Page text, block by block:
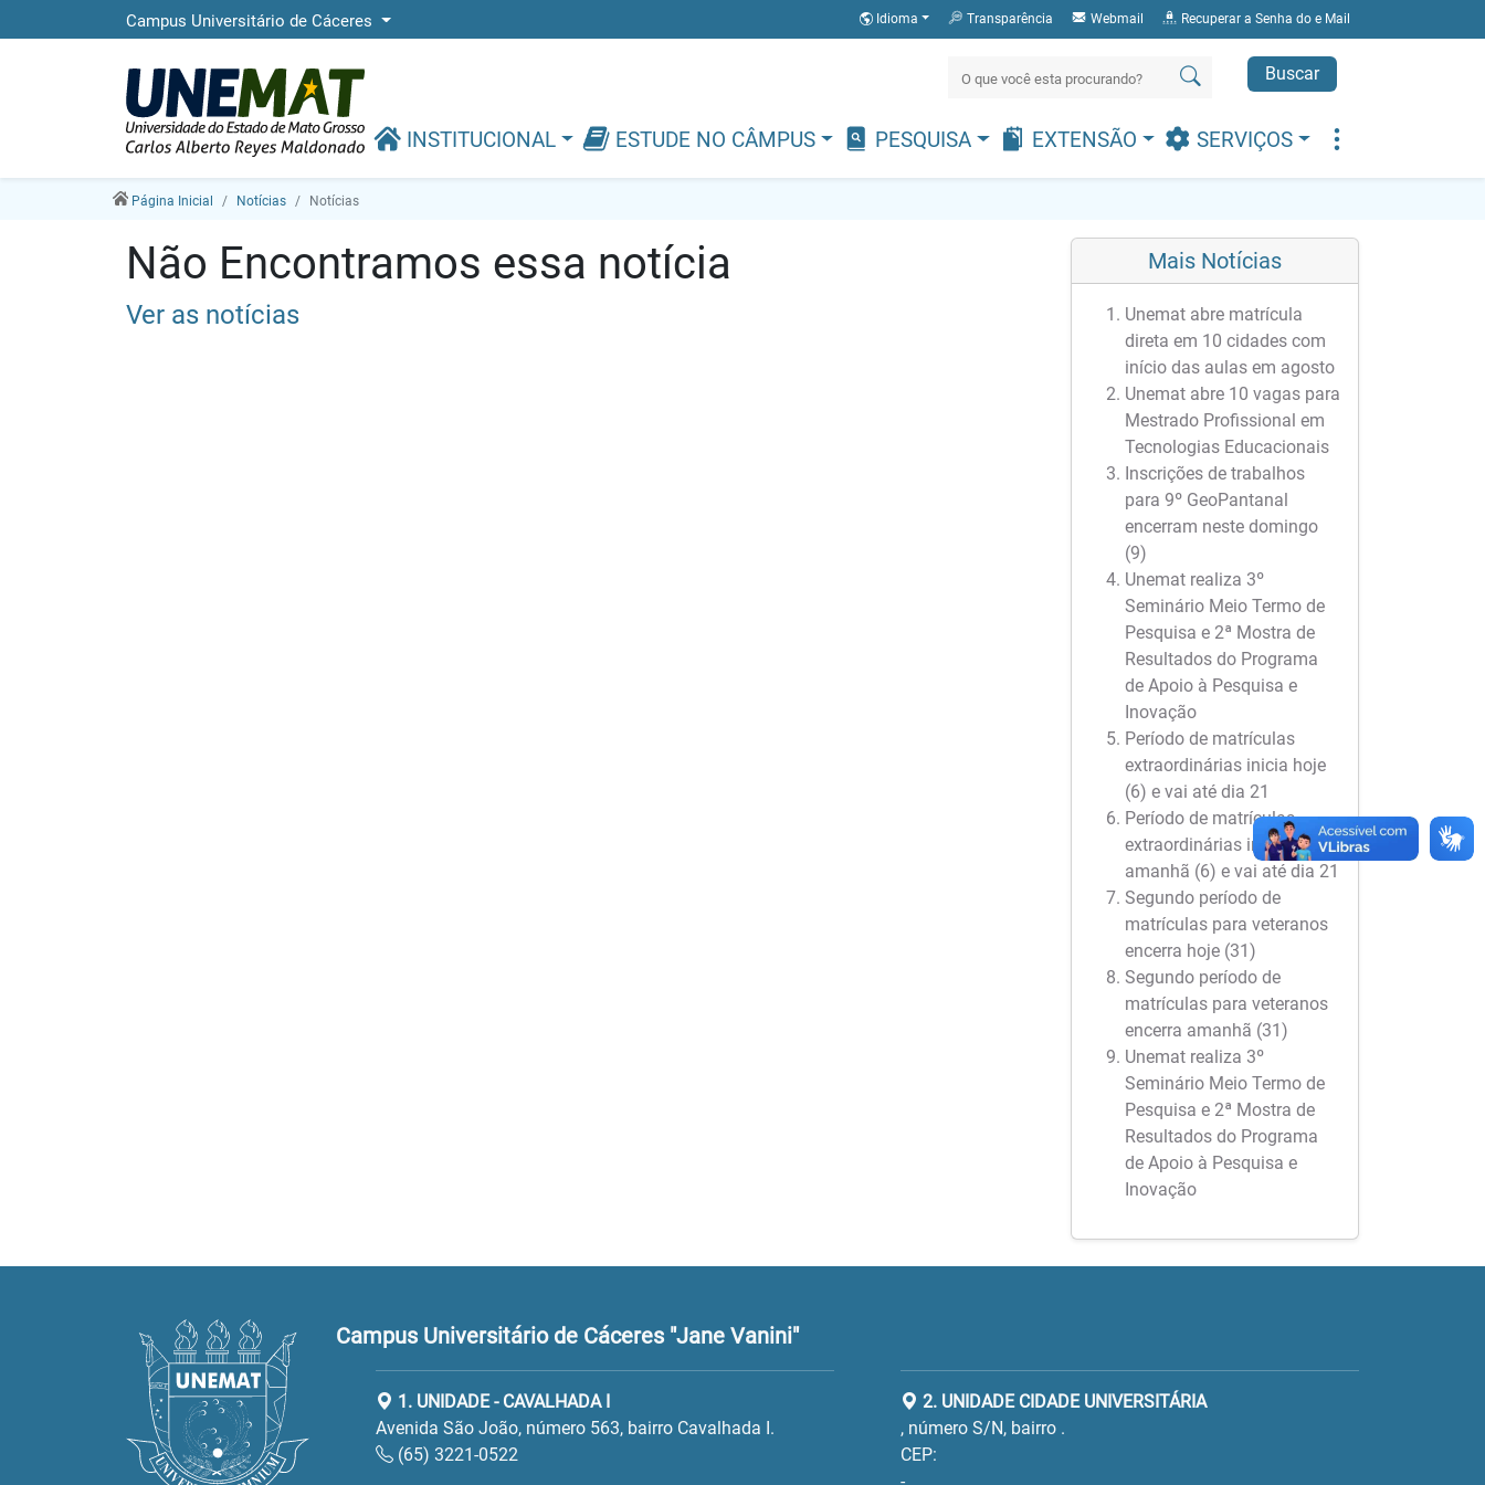
Campus Universitário de Cáceres Idioma Transparência Webmail Recuperar a Senha do e Mail
Buscar
INSTITUCIONAL ESTUDE NO CÂMPUS PESQUISA EXTENSÃO SERVIÇOS
Página Inicial Notícias Notícias
Não Encontramos essa notícia
Ver as notícias
Mais Notícias
Unemat abre matrícula
direta em 10 cidades com
início das aulas em agosto
Unemat abre 10 vagas para
Mestrado Profissional em
Tecnologias Educacionais
Inscrições de trabalhos
para 9º GeoPantanal
encerram neste domingo
(9)
Unemat realiza 3º
Seminário Meio Termo de
Pesquisa e 2ª Mostra de
Resultados do Programa
de Apoio à Pesquisa e
Inovação
Período de matrículas
extraordinárias inicia hoje
(6) e vai até dia 21
Período de matrículas
extraordinárias inicia
amanhã (6) e vai até dia 21
Segundo período de
matrículas para veteranos
encerra hoje (31)
Segundo período de
matrículas para veteranos
encerra amanhã (31)
Unemat realiza 3º
Seminário Meio Termo de
Pesquisa e 2ª Mostra de
Resultados do Programa
de Apoio à Pesquisa e
Inovação
Campus Universitário de Cáceres "Jane Vanini"
1. UNIDADE - CAVALHADA I
Avenida São João, número 563, bairro Cavalhada I.
(65) 3221-0522
2. UNIDADE CIDADE UNIVERSITÁRIA
, número S/N, bairro .
CEP: